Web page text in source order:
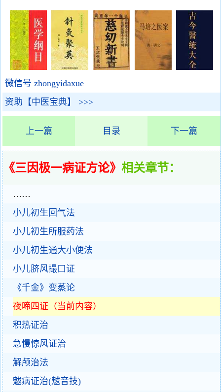
微信号 zhongyidaxue
资助【中医宝典】 >>>
上一篇 目录 下一篇
《三因极一病证方论》 相关章节：
……
小儿初生回气法
小儿初生所服药法
小儿初生通大小便法
小儿脐风撮口证
《千金》变蒸论
夜啼四证（当前内容）
积热证治
急慢惊风证治
解颅治法
魃病证治(魃音技)